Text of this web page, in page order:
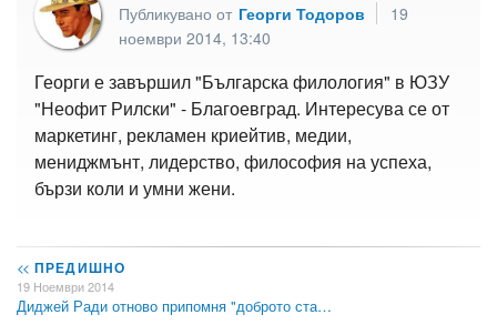
Публикувано от Георги Тодоров
19
ноември 2014, 13:40
Георги е завършил "Българска филология" в ЮЗУ
"Неофит Рилски" - Благоевград. Интересува се от
маркетинг, рекламен криейтив, медии,
мениджмънт, лидерство, философия на успеха,
бързи коли и умни жени.
<< ПРЕДИШНО
19 Ноември 2014
Диджей Ради отново припомня "доброто ста…